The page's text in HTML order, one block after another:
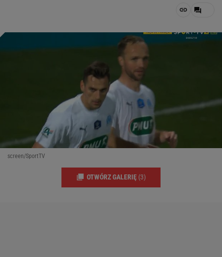
screen/SportTV
OTWÓRZ GALERIĘ (3)